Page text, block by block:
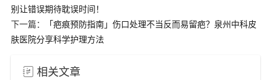
别让错误期待耽误时间！
下一篇：
「疤痕预防指南」伤口处理不当反而易留疤？泉州中科皮
肤医院分享科学护理方法
相关文章